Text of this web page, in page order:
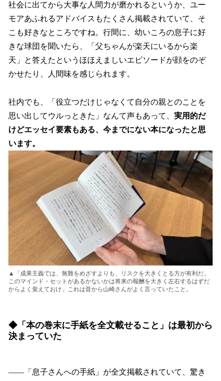
社会に出てから大事な人間力が磨かれるというか、ユー
モアあふれるアドバイスもたくさん掲載されていて、そ
こも好きなところですね。行間に、幼いころの息子に好
きな球団を聞いたら、「父ちゃんが楽天にいるから楽
天」と答えたというほほえましいエピソードが顔をのぞ
かせたり、人間味を感じられます。
社内でも、「役立つだけじゃなくて自分の親とのことを
思い出してウルっときた」なんて声もあって、 実用的だ
けどエッセイ要素もある、今までにない本になったと思
います。
▲「成果主義では、無難をめざすよりも、リスクを大きくとる方が有利だ。
このマインド・セットがあるかないかは将来の報酬を大きく左右するはずだ
からよく覚えておけ」これは昔から山崎さんがよく言っていたこと。
◆「本の巻末に手紙を全文載せること」は最初から
決まっていた
――「息子さんへの手紙」が全文掲載されていて、驚き